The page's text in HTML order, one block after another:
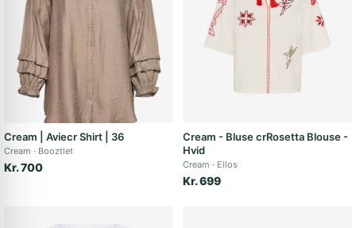
Cream | Aviecr Shirt | 36
Cream Booztlet
Kr. 700
Cream - Bluse crRosetta Blouse -
Hvid
Cream Ellos
Kr. 699